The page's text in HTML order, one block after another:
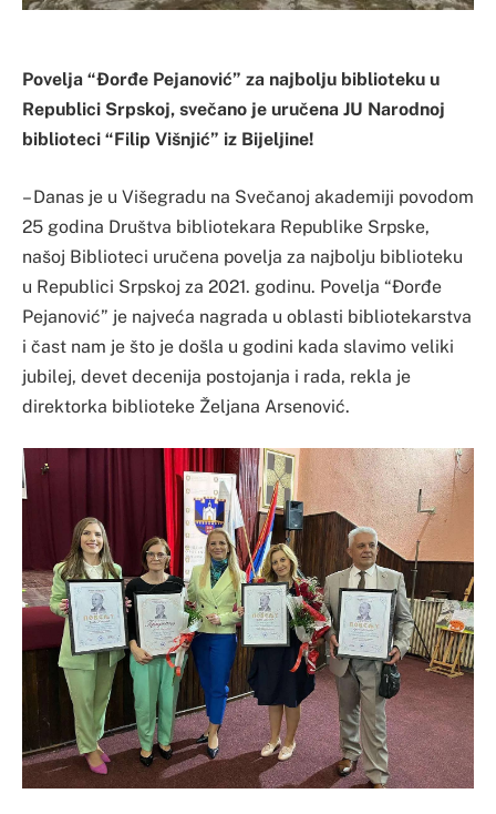
Povelja “Đorđe Pejanović” za najbolju biblioteku u
Republici Srpskoj, svečano je uručena JU Narodnoj
biblioteci “Filip Višnjić” iz Bijeljine!
– Danas je u Višegradu na Svečanoj akademiji povodom
25 godina Društva bibliotekara Republike Srpske,
našoj Biblioteci uručena povelja za najbolju biblioteku
u Republici Srpskoj za 2021. godinu. Povelja “Đorđe
Pejanović” je najveća nagrada u oblasti bibliotekarstva
i čast nam je što je došla u godini kada slavimo veliki
jubilej, devet decenija postojanja i rada, rekla je
direktorka biblioteke Željana Arsenović.